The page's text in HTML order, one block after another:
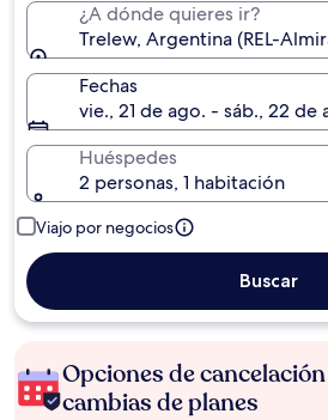
¿A dónde quieres ir?
Trelew, Argentina (REL-
Fechas
vie., 21 de ago. - sáb., 22 de
Huéspedes
2 personas, 1 habitación
Viajo por negocios
Buscar
Opciones de
cambias de planes